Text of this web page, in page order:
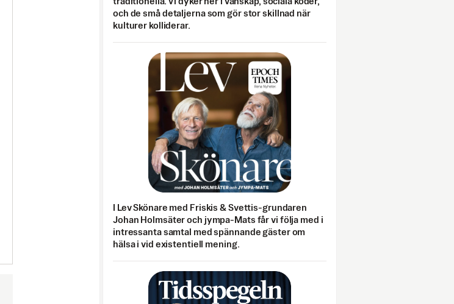
och de små detaljerna som gör stor skillnad när
kulturer kolliderar.
I Lev Skönare med Friskis & Svettis-grundaren
Johan Holmsäter och jympa-Mats får vi följa med i
intressanta samtal med spännande gäster om
hälsa i vid existentiell mening.